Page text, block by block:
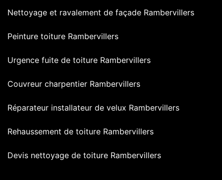
Nettoyage et ravalement de façade Rambervillers
Peinture toiture Rambervillers
Urgence fuite de toiture Rambervillers
Couvreur charpentier Rambervillers
Réparateur installateur de velux Rambervillers
Rehaussement de toiture Rambervillers
Devis nettoyage de toiture Rambervillers